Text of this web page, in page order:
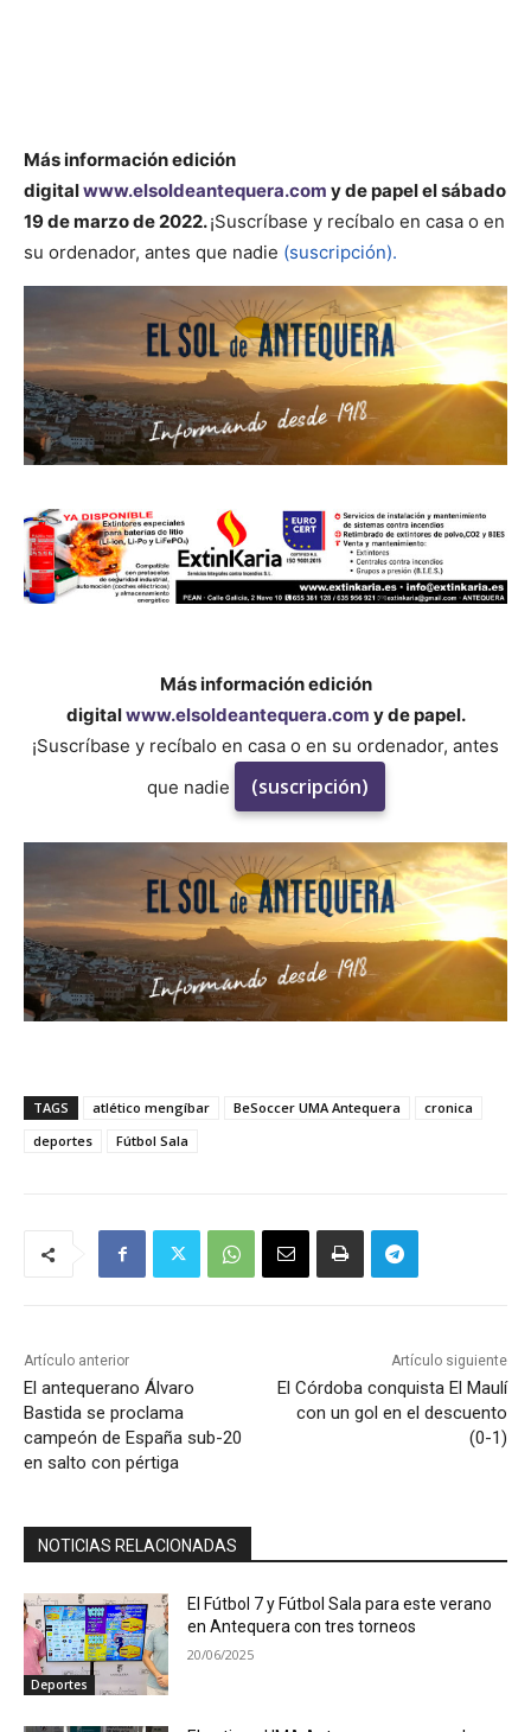
Más informaciónedición
digitalwww.elsoldeantequera.com y de papel el sábado
19 de marzo de 2022.¡Suscríbase y recíbalo en casa o en
su ordenador, antes que nadie (suscripción).
Más información edición
digitalwww.elsoldeantequera.com y de papel.
¡Suscríbase y recíbalo en casa o en su ordenador, antes
que nadie
(suscripción)
TAGS atlético mengíbar BeSoccer UMA Antequera
cronica
deportes
Fútbol Sala
Artículo anterior
El antequerano Álvaro
Bastida se proclama
campeón de España sub-20
en salto con pértiga
Artículo siguiente
El Córdoba conquista El Maulí
con un gol en el descuento
(0-1)
NOTICIAS RELACIONADAS
Deportes
El Fútbol 7 y Fútbol Sala para este verano
en Antequera con tres torneos
20/06/2025